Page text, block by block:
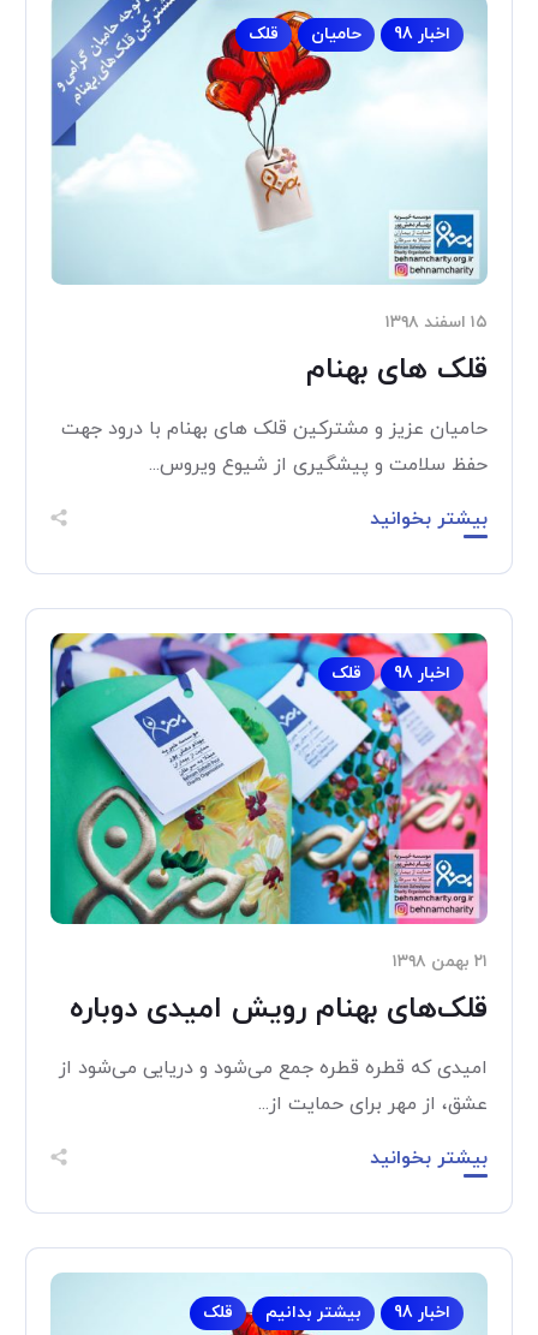
اخبار 98 حامیان قلک
۱۵ اسفند ۱۳۹۸
قلک های بهنام
حامیان عزیز و مشترکین قلک های بهنام با درود جهت
حفظ سلامت و پیشگیری از شیوع ویروس...
بیشتر بخوانید
اخبار 98 قلک
۲۱ بهمن ۱۳۹۸
قلک‌های بهنام رویش امیدی دوباره
امیدی که قطره قطره جمع می‌شود و دریایی می‌شود از
عشق، از مهر برای حمایت از...
بیشتر بخوانید
اخبار 98 بیشتر بدانیم قلک